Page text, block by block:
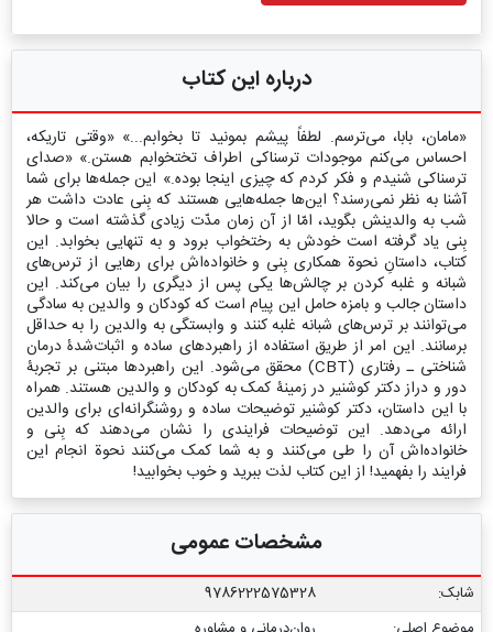
درباره این کتاب
«مامان، بابا، می‌ترسم. لطفاً پیشم بمونید تا بخوابم...» «وقتی تاریکه،
احساس می‌کنم موجودات ترسناکی اطراف تختخوابم هستن.» «صدای
ترسناکی شنیدم و فکر کردم که چیزی اینجا بوده.» این جمله‌ها برای شما
آشنا به نظر نمی‌رسند؟ این‌ها جمله‌هایی هستند که بِنی عادت داشت هر
شب به والدینش بگوید، امّا از آن زمان مدّت زیادی گذشته است و حالا
بِنی یاد گرفته است خودش به رختخواب برود و به تنهایی بخوابد. این
کتاب، داستانِ نحوة همکاری بِنی و خانواده‌اش برای رهایی از ترس‌های
شبانه و غلبه کردن بر چالش‌ها یکی پس از دیگری را بیان می‌کند. این
داستان جالب و بامزه حامل این پیام است که کودکان و والدین به سادگی
می‌توانند بر ترس‌های شبانه غلبه کنند و وابستگی به والدین را به حداقل
برسانند. این امر از طریق استفاده از راهبردهای ساده و اثبات‌شدۀ درمان
شناختی ـ رفتاری (CBT) محقق می‌شود. این راهبردها مبتنی بر تجربۀ
دور و دراز دکتر کوشنیر در زمینۀ کمک به کودکان و والدین هستند. همراه
با این داستان، دکتر کوشنیر توضیحات ساده و روشنگرانه‌ای برای والدین
ارائه می‌دهد. این توضیحات فرایندی را نشان می‌دهند که بِنی و
خانواده‌اش آن را طی می‌کنند و به شما کمک می‌کنند نحوة انجام این
فرایند را بفهمید! از این کتاب لذت ببرید و خوب بخوابید!
مشخصات عمومی
شابک:
9786222575328